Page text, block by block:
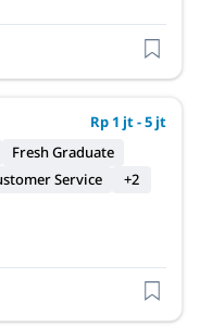
Rp 1 jt - 5 jt
Fresh Graduate
Service +2